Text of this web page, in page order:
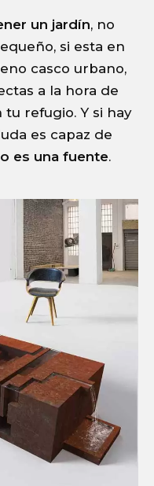
un jardín, no
si esta en
casco urbano,
a la hora de
refugio. Y si hay
es capaz de
es una fuente.